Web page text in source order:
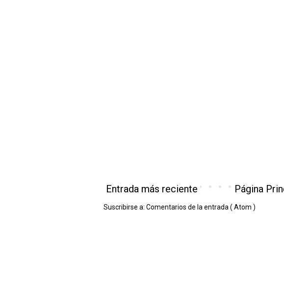
Entrada más reciente Página
Suscribirse a: Comentarios de la entrada ( Atom )